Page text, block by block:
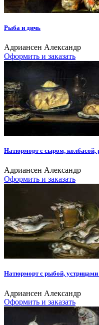
Рыба и дичь
Адриансен Александр
Оформить и заказать
Натюрморт с сыром, колбасой,
Адриансен Александр
Оформить и заказать
Натюрморт с рыбой, устрицами
Адриансен Александр
Оформить и заказать